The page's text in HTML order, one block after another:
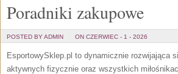
Poradniki zakupowe
POSTED BY ADMIN ON CZERWIEC - 1 - 2026
EsportowySklep.pl to dynamicznie rozwijająca
aktywnych fizycznie oraz wszystkich